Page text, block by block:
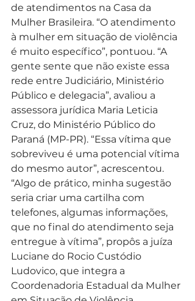
de atendimentos na Casa da
Mulher Brasileira. “O atendimento
à mulher em situação de violência
é muito específico”, pontuou. “A
gente sente que não existe essa
rede entre Judiciário, Ministério
Público e delegacia”, avaliou a
assessora jurídica Maria Leticia
Cruz, do Ministério Público do
Paraná (MP-PR). “Essa vítima que
sobreviveu é uma potencial vítima
do mesmo autor”, acrescentou.
“Algo de prático, minha sugestão
seria criar uma cartilha com
telefones, algumas informações,
que no final do atendimento seja
entregue à vítima”, propôs a juíza
Luciane do Rocio Custódio
Ludovico, que integra a
Coordenadoria Estadual da Mulher